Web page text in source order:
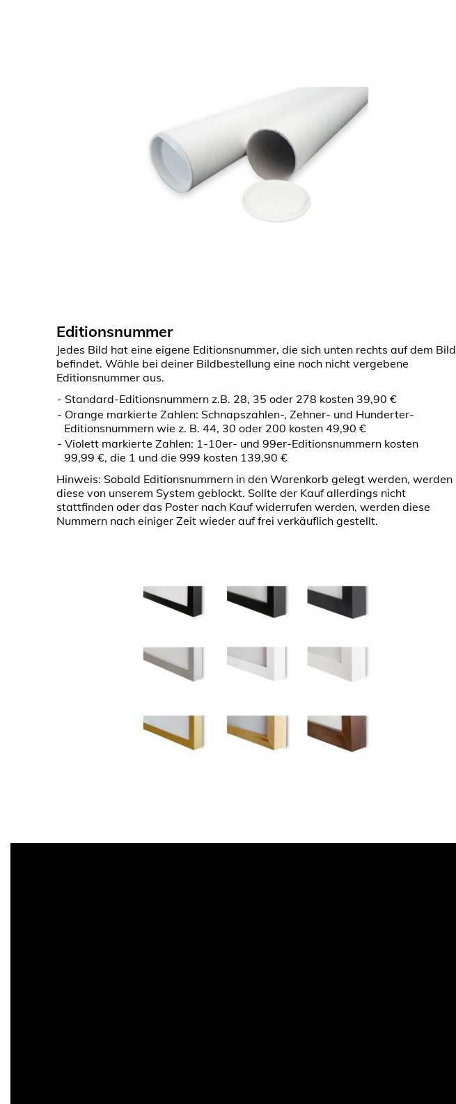
Editionsnummer
Jedes Bild hat eine eigene Editionsnummer, die sich unten rechts auf dem Bild
befindet. Wähle bei deiner Bildbestellung eine noch nicht vergebene
Editionsnummer aus.
Standard-Editionsnummern z.B. 28, 35 oder 278 kosten 39,90 €
Orange markierte Zahlen: Schnapszahlen-, Zehner- und Hunderter-
Editionsnummern wie z. B. 44, 30 oder 200 kosten 49,90 €
Violett markierte Zahlen: 1-10er- und 99er-Editionsnummern kosten
99,99 €, die 1 und die 999 kosten 139,90 €
Hinweis: Sobald Editionsnummern in den Warenkorb gelegt werden, werden
diese von unserem System geblockt. Sollte der Kauf allerdings nicht
stattfinden oder das Poster nach Kauf widerrufen werden, werden diese
Nummern nach einiger Zeit wieder auf frei verkäuflich gestellt.